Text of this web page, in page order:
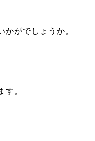
かがでしょうか。
す。